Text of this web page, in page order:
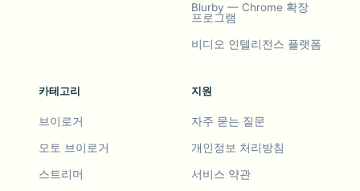
Blurby — Chrome 확장
프로그램
비디오 인텔리전스 플랫폼
카테고리
브이로거
모토 브이로거
스트리머
지원
자주 묻는 질문
개인정보 처리방침
서비스 약관